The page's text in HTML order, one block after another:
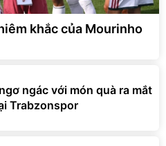
khắc của Mourinho
ngác với món quà ra mắt
Trabzonspor